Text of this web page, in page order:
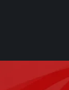
بالولادة
أكسوي”